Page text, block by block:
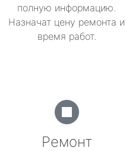
полную информацию.
Назначат цену ремонта и
время работ.
Ремонт